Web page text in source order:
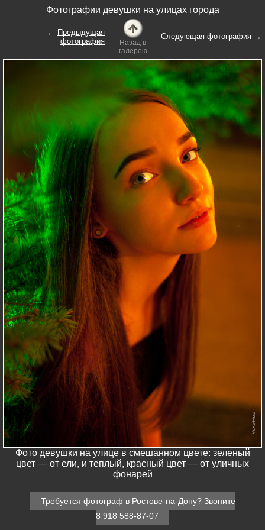
Фотографии девушки на улицах города
← Предыдущая
фотография
Назад в
галерею
Следующая фотография →
Фото девушки на улице в смешанном цвете: зеленый
цвет — от ели, и теплый, красный цвет — от уличных
фонарей
Требуется фотограф в Ростове-на-Дону? Звоните
8 918 588-87-07